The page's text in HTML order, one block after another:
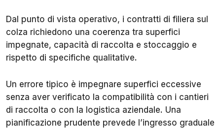
Dal punto di vista operativo, i contratti di filiera sul
colza richiedono una coerenza tra superfici
impegnate, capacità di raccolta e stoccaggio e
rispetto di specifiche qualitative.
Un errore tipico è impegnare superfici eccessive
senza aver verificato la compatibilità con i cantieri
di raccolta o con la logistica aziendale. Una
pianificazione prudente prevede l’ingresso graduale